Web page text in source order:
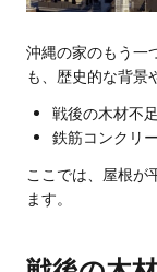
沖縄の家のもう一
も、歴史的な背景
戦後の木材不
鉄筋コンクリ
ここでは、屋根が
ます。